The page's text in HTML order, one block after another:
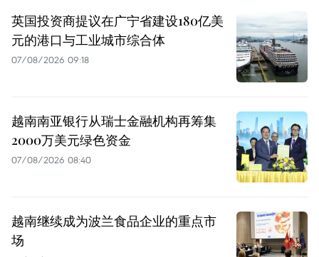
英国投资商提议在广宁省建设180亿美
元的港口与工业城市综合体
07/08/2026 09:18
越南南亚银行从瑞士金融机构再筹集
2000万美元绿色资金
07/08/2026 08:40
越南继续成为波兰食品企业的重点市
场